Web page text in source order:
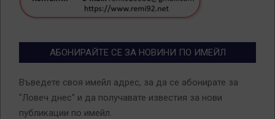
АБОНИРАЙТЕ СЕ ЗА НОВИНИ ПО ИМЕЙЛ
Въведете своя имейл адрес, за да се абонирате за
"Ловеч днес" и да получавате известия за нови
публикации по имейл.